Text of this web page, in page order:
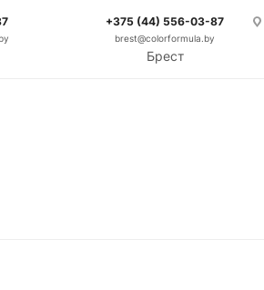
+375 (44) 556-03-87
brest@colorformula.by
Брест